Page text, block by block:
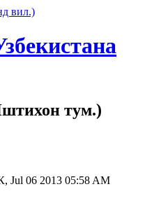
вил.)
тум.)
Jul 06 2013 05:58 AM